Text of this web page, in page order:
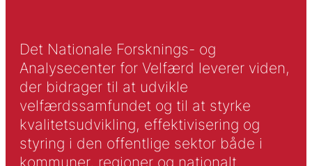
Det Nationale Forsknings- og
Analysecenter for Velfærd leverer viden,
der bidrager til at udvikle
velfærdssamfundet og til at styrke
kvalitetsudvikling, effektivisering og
styring i den offentlige sektor både i
kommuner, regioner og nationalt.